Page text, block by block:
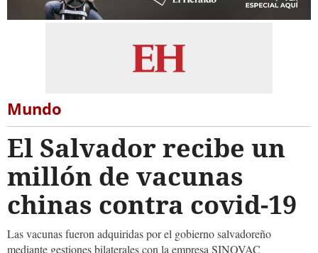
Mundo
El Salvador recibe un
millón de vacunas
chinas contra covid-19
Las vacunas fueron adquiridas por el gobierno salvadoreño
mediante gestiones bilaterales con la empresa SINOVAC